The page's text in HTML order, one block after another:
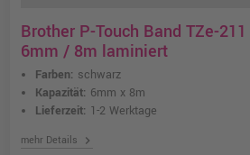
Brother P-Touch Band TZe-
6mm / 8m laminiert
Farben: schwarz
Kapazität: 6mm x 8m
Lieferzeit: 1-2 Werktage
mehr Details chevron_right